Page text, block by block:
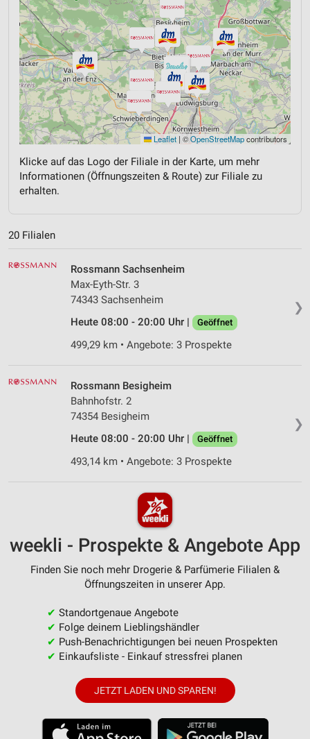
Leaflet | ©OpenStreetMapcontributors
Klicke auf das Logo der Filiale in der Karte, um mehr
Informationen (Öffnungszeiten & Route) zur Filiale zu
erhalten.
20 Filialen
❯
Rossmann Sachsenheim
Max-Eyth-Str. 3
74343 Sachsenheim
Heute 08:00 - 20:00 Uhr |
Geöffnet
499,29 km • Angebote: 3 Prospekte
❯
Rossmann Besigheim
Bahnhofstr. 2
74354 Besigheim
Heute 08:00 - 20:00 Uhr |
Geöffnet
493,14 km • Angebote: 3 Prospekte
weekli - Prospekte & Angebote App
Finden Sie noch mehr Drogerie & Parfümerie Filialen &
Öffnungszeiten in unserer App.
✔ Standortgenaue Angebote
✔ Folge deinem Lieblingshändler
✔ Push-Benachrichtigungen bei neuen Prospekten
✔ Einkaufsliste - Einkauf stressfrei planen
JETZT LADEN UND SPAREN!